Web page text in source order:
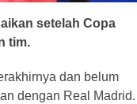
setelah Copa
tim.
dan belum
dengan Real Madrid.